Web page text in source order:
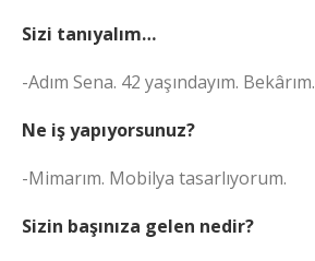
Sizi tanıyalım…
-Adım Sena. 42 yaşındayım. Bekârım.
Ne iş yapıyorsunuz?
-Mimarım. Mobilya tasarlıyorum.
Sizin başınıza gelen nedir?